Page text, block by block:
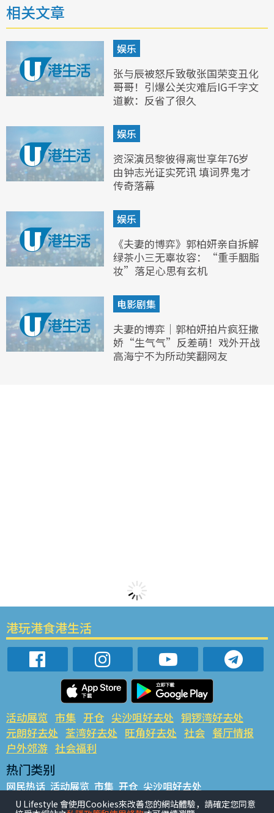
相关文章
娱乐
张与辰被怒斥致敬张国荣变丑化
哥哥！引爆公关灾难后IG千字文
道歉：反省了很久
娱乐
资深演员黎彼得离世享年76岁
由钟志光证实死讯 填词界鬼才
传奇落幕
娱乐
《夫妻的博弈》郭柏妍亲自拆解
绿茶小三无辜妆容：“重手胭脂
妆”落足心思有玄机
电影剧集
夫妻的博弈｜郭柏妍拍片疯狂撒
娇“生气气”反差萌！戏外开战
高海宁不为所动笑翻网友
港玩港食港生活
活动展览 市集 开仓 尖沙咀好去处 铜锣湾好去处
元朗好去处 荃湾好去处 旺角好去处 社会 餐厅情报
户外郊游 社会福利
热门类别
网民热话 活动展览 市集 开仓 尖沙咀好去处
铜锣湾好去处 元朗好去处 荃湾好去处 旺角好去处 社会
U Lifestyle 會使用Cookies來改善您的網站體驗，請確定您同意